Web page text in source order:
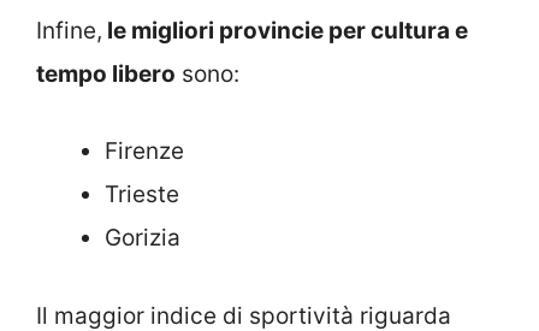
Infine, le migliori provincie per cultura e
tempo libero sono:
Firenze
Trieste
Gorizia
Il maggior indice di sportività riguarda